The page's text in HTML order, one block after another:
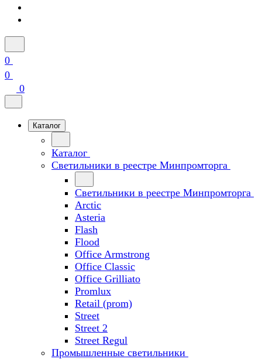
0
0
0
Каталог
Каталог
Светильники в реестре Минпромторга
Светильники в реестре Минпромторга
Arctic
Asteria
Flash
Flood
Office Armstrong
Office Classic
Office Grilliato
Promlux
Retail (prom)
Street
Street 2
Street Regul
Промышленные светильники